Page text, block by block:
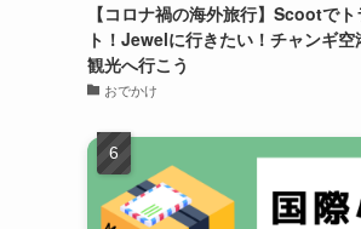
【コロナ禍の海外旅行】Scootで
ト！Jewelに行きたい！チャンギ空
観光へ行こう
おでかけ